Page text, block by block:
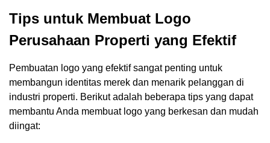
Tips untuk Membuat Logo
Perusahaan Properti yang Efektif
Pembuatan logo yang efektif sangat penting untuk
membangun identitas merek dan menarik pelanggan di
industri properti. Berikut adalah beberapa tips yang dapat
membantu Anda membuat logo yang berkesan dan mudah
diingat: